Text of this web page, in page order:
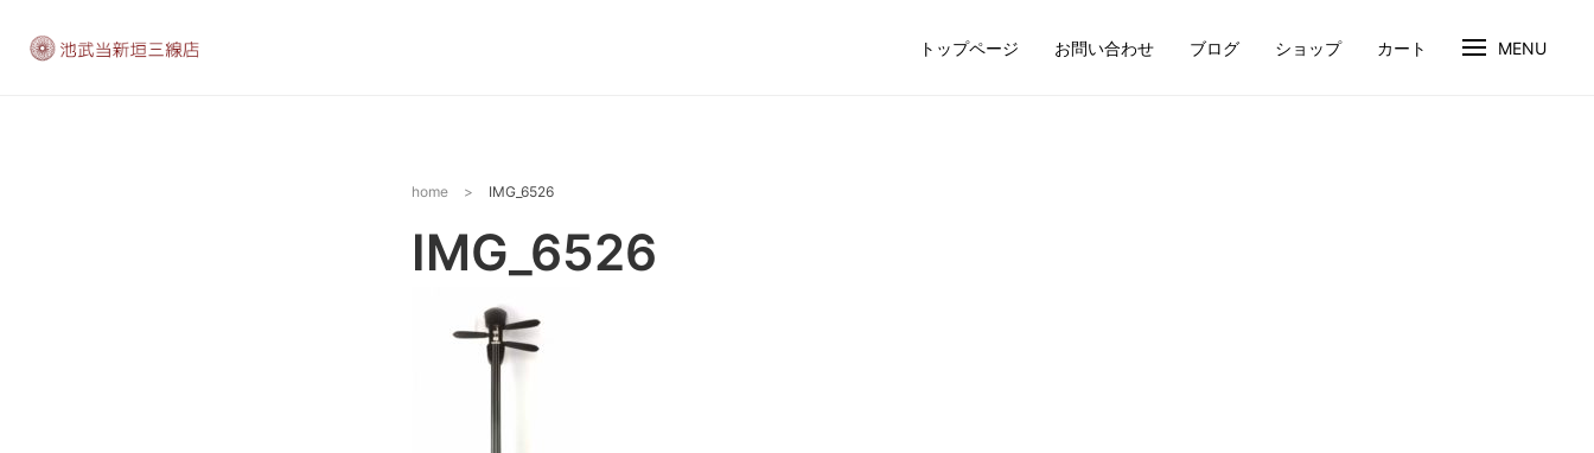
トップページ お問い合わせ ブログ ショップ カート MENU
home > IMG_6526
IMG_6526